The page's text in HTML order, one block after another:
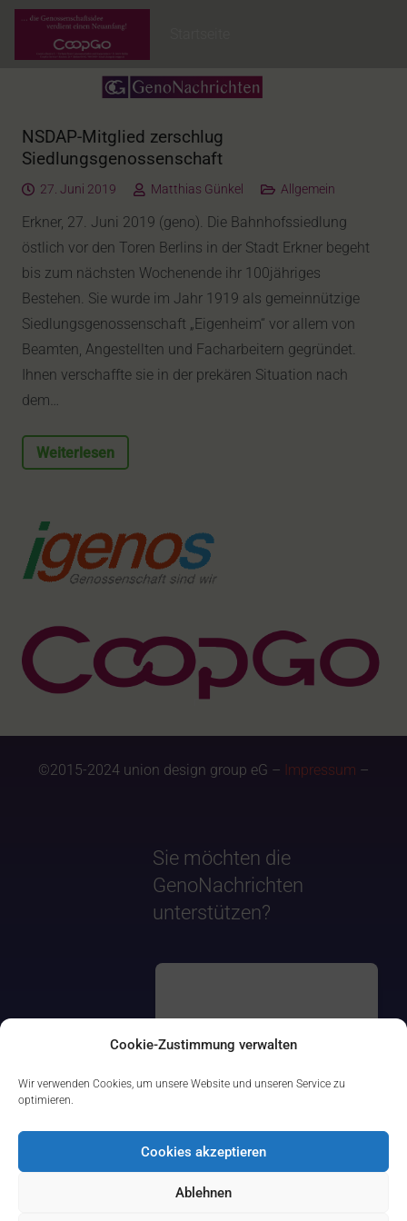
Cookie-Zustimmung verwalten
Wir verwenden Cookies, um unsere Website und unseren Service zu
optimieren.
Cookies akzeptieren
Ablehnen
NSDAP-Mitglied zerschlug
Siedlungsgenossenschaft
27. Juni 2019 Matthias Günkel Allgemein
Erkner, 27. Juni 2019 (geno). Die Bahnhofssiedlung
östlich vor den Toren Berlins in der Stadt Erkner begeht
bis zum nächsten Wochenende ihr 100jähriges
Bestehen. Sie wurde im Jahr 1919 als gemeinnützige
Siedlungsgenossenschaft „Eigenheim“ vor allem von
Beamten, Angestellten und Facharbeitern gegründet.
Ihnen verschaffte sie in der prekären Situation nach
dem…
Weiterlesen
©2015-2024 union design group eG – Impressum –
Sie möchten die
GenoNachrichten
unterstützen?